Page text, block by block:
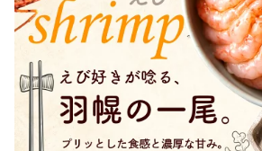
1】
品 ふるさと納税 北海道
羽幌町【2310103】